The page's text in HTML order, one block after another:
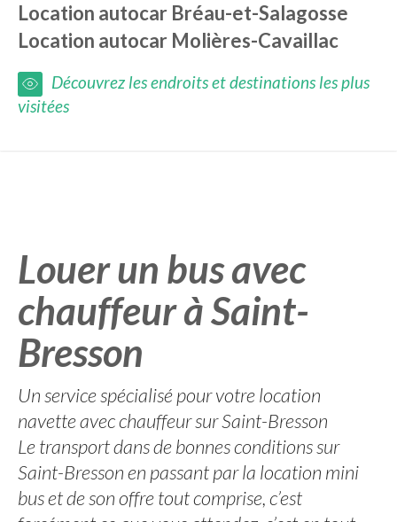
Location autocar Bréau-et-Salagosse
Location autocar Molières-Cavaillac
Découvrez les endroits et destinations les plus
visitées
Louer un bus avec
chauffeur à Saint-
Bresson
Un service spécialisé pour votre location
navette avec chauffeur sur Saint-Bresson
Le transport dans de bonnes conditions sur
Saint-Bresson en passant par la location mini
bus et de son offre tout comprise, c’est